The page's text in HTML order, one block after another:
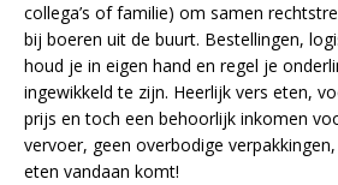
collega’s of familie) om samen
bij boeren uit de buurt. Bestellingen,
houd je in eigen hand en regel je
ingewikkeld te zijn. Heerlijk vers eten,
prijs en toch een behoorlijk inkomen
vervoer, geen overbodige
eten vandaan komt!